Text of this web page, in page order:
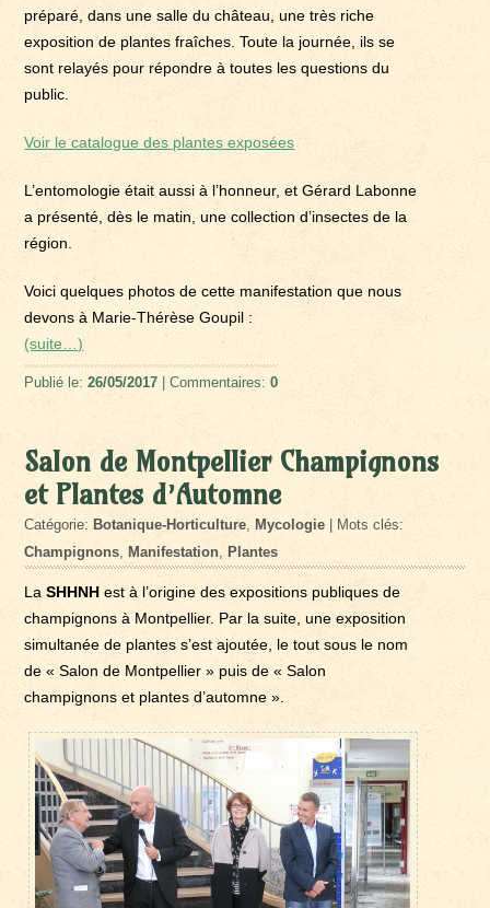
préparé, dans une salle du château, une très riche
exposition de plantes fraîches. Toute la journée, ils se
sont relayés pour répondre à toutes les questions du
public.
Voir le catalogue des plantes exposées
L’entomologie était aussi à l’honneur, et Gérard Labonne
a présenté, dès le matin, une collection d’insectes de la
région.
Voici quelques photos de cette manifestation que nous
devons à Marie-Thérèse Goupil :
(suite…)
Publié le:26/05/2017 | Commentaires:0
Salon de Montpellier Champignons
et Plantes d’Automne
Catégorie: Botanique-Horticulture Mycologie | Mots clés:
Champignons
Manifestation Plantes
LaSHHNH est à l’origine des expositions publiques de
champignons à Montpellier. Par la suite, une exposition
simultanée de plantes s’est ajoutée, le tout sous le nom
de « Salon de Montpellier » puis de « Salon
champignons et plantes d’automne ».